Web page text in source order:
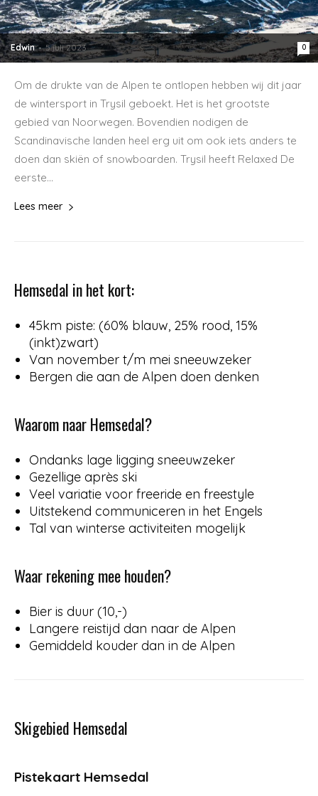
Edwin - 5 juli 2023 0
Om de drukte van de Alpen te ontlopen hebben wij dit jaar
de wintersport in Trysil geboekt. Het is het grootste
gebied van Noorwegen. Bovendien nodigen de
Scandinavische landen heel erg uit om ook iets anders te
doen dan skiën of snowboarden. Trysil heeft Relaxed De
eerste...
Lees meer
Hemsedal in het kort:
45km piste: (60% blauw, 25% rood, 15%
(inkt)zwart)
Van november t/m mei sneeuwzeker
Bergen die aan de Alpen doen denken
Waarom naar Hemsedal?
Ondanks lage ligging sneeuwzeker
Gezellige après ski
Veel variatie voor freeride en freestyle
Uitstekend communiceren in het Engels
Tal van winterse activiteiten mogelijk
Waar rekening mee houden?
Bier is duur (10,-)
Langere reistijd dan naar de Alpen
Gemiddeld kouder dan in de Alpen
Skigebied Hemsedal
Pistekaart Hemsedal